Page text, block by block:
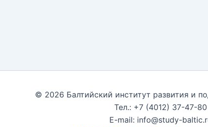
© 2026 Балтийский институт развития и
Тел.: +7 (4012) 37-47-80
E-mail: info@study-